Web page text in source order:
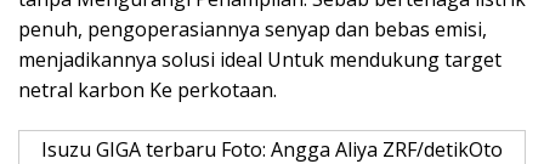
penuh, pengoperasiannya senyap dan bebas emisi,
menjadikannya solusi ideal Untuk mendukung target
netral karbon Ke perkotaan.
Isuzu GIGA terbaru Foto: Angga Aliya ZRF/detikOto